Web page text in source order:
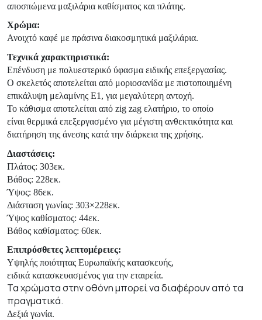
αποσπώμενα μαξιλάρια καθίσματος και πλάτης.
Χρώμα:
Ανοιχτό καφέ με πράσινα διακοσμητικά μαξιλάρια.
Τεχνικά χαρακτηριστικά:
Επένδυση με πολυεστερικό ύφασμα ειδικής επεξεργασίας.
Ο σκελετός αποτελείται από μοριοσανίδα με πιστοποιημένη
επικάλυψη μελαμίνης Ε1, για μεγαλύτερη αντοχή.
Το κάθισμα αποτελείται από zig zag ελατήριο, το οποίο
είναι θερμικά επεξεργασμένο για μέγιστη ανθεκτικότητα και
διατήρηση της άνεσης κατά την διάρκεια της χρήσης.
Διαστάσεις:
Πλάτος: 303εκ.
Βάθος: 228εκ.
Ύψος: 86εκ.
Διάσταση γωνίας: 303×228εκ.
Ύψος καθίσματος: 44εκ.
Βάθος καθίσματος: 60εκ.
Επιπρόσθετες λεπτομέρειες:
Υψηλής ποιότητας Ευρωπαϊκής κατασκευής,
ειδικά κατασκευασμένος για την εταιρεία.
Τα χρώματα στην οθόνη μπορεί να διαφέρουν από τα
πραγματικά.
Δεξιά γωνία.